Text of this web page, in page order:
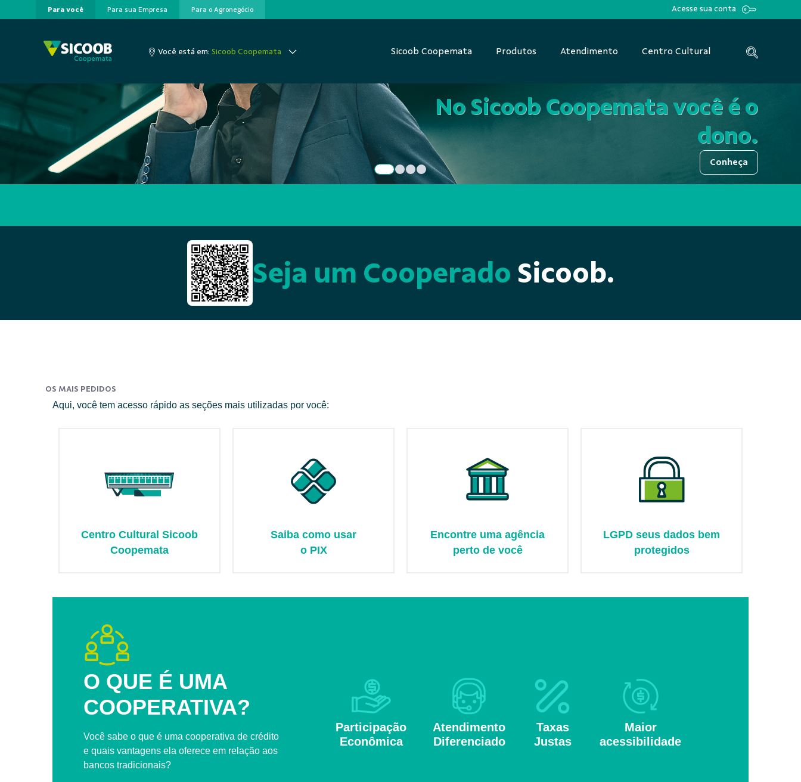
Pular para o Conteúdo principal
Para você Para sua Empresa Para o Agronegócio Acesse sua conta
Você está em:Sicoob Coopemata Sicoob Coopemata Produtos Atendimento Centro Cultural
A cooperação que coloca você no controle das
No Sicoob Coopemata você é o
dono.
Conheça
Seja um Cooperado Sicoob.
OS MAIS PEDIDOS
Aqui, você tem acesso rápido as seções mais utilizadas por você:
Centro Cultural Sicoob
Coopemata
Saiba como usar
o PIX
Encontre uma agência
perto de você
LGPD seus dados bem
protegidos
O QUE É UMA
COOPERATIVA?
Você sabe o que é uma cooperativa de crédito
e quais vantagens ela oferece em relação aos
bancos tradicionais?
Participação
Econômica
Atendimento
Diferenciado
Taxas
Justas
Maior
acessibilidade